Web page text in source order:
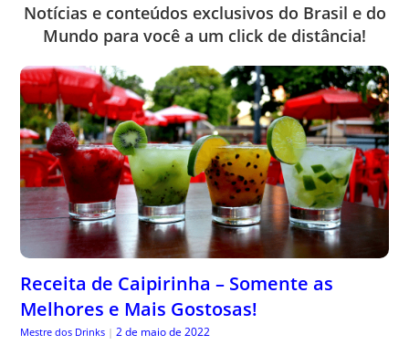
Notícias e conteúdos exclusivos do Brasil e do
Mundo para você a um click de distância!
Receita de Caipirinha – Somente as
Melhores e Mais Gostosas!
Mestre dos Drinks | 2 de maio de 2022